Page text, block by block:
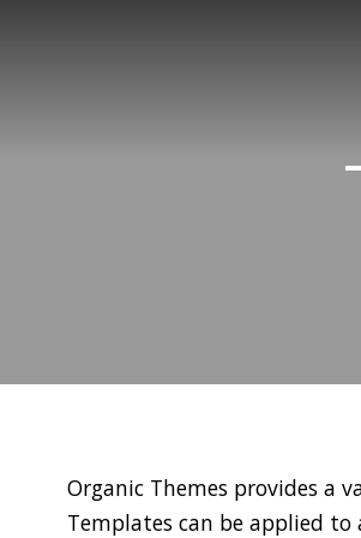
Organic Themes provides a
Templates can be applied